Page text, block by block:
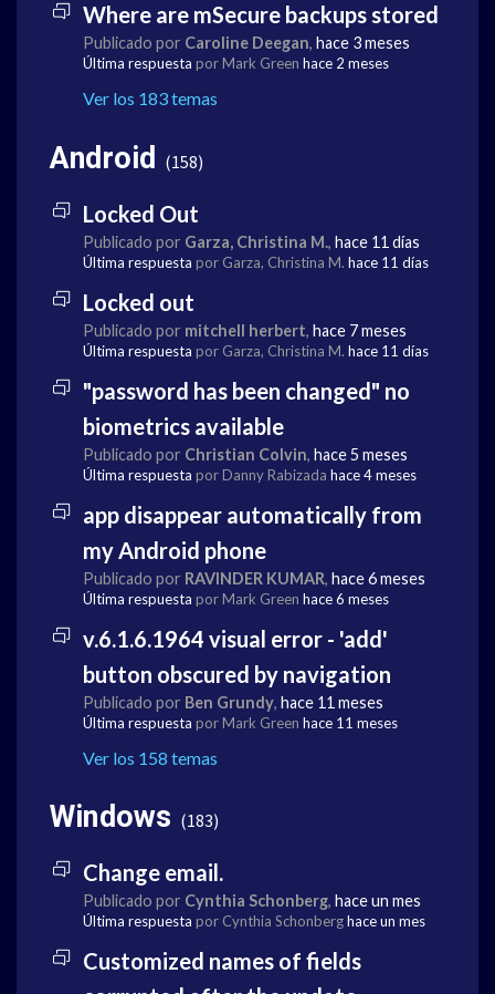
Where are mSecure backups stored
Publicado por Caroline Deegan, hace 3 meses
Última respuesta por Mark Green hace 2 meses
Ver los 183 temas
Android 158
Locked Out
Publicado por Garza, Christina M., hace 11 días
Última respuesta por Garza, Christina M. hace 11 días
Locked out
Publicado por mitchell herbert, hace 7 meses
Última respuesta por Garza, Christina M. hace 11 días
"password has been changed" no
biometrics available
Publicado por Christian Colvin, hace 5 meses
Última respuesta por Danny Rabizada hace 4 meses
app disappear automatically from
my Android phone
Publicado por RAVINDER KUMAR, hace 6 meses
Última respuesta por Mark Green hace 6 meses
v.6.1.6.1964 visual error - 'add'
button obscured by navigation
Publicado por Ben Grundy, hace 11 meses
Última respuesta por Mark Green hace 11 meses
Ver los 158 temas
Windows 183
Change email.
Publicado por Cynthia Schonberg, hace un mes
Última respuesta por Cynthia Schonberghace un mes
Customized names of fields